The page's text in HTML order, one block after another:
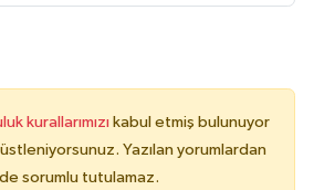
kurallarımızı kabul etmiş bulunuyor
Yazılan yorumlardan
sorumlu tutulamaz.